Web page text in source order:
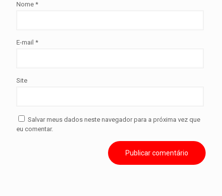
Nome *
E-mail *
Site
Salvar meus dados neste navegador para a próxima vez que
eu comentar.